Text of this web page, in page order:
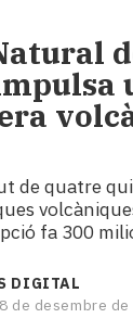
de quatre
fa 300
DIGITAL
de desembre